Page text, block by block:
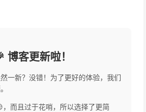
博客更新啦！
一新？没错！为了更好的体验，我们
，而且过于花哨，所以选择了更简